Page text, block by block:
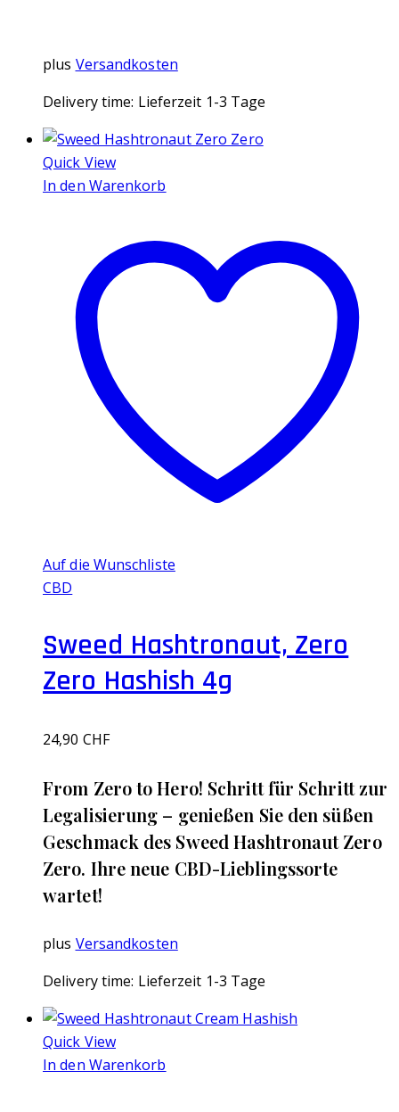
plus Versandkosten
Delivery time: Lieferzeit 1-3 Tage
Quick View
In den Warenkorb
Auf die Wunschliste
CBD
Sweed Hashtronaut, Zero
Zero Hashish 4g
24,90 CHF
From Zero to Hero! Schritt für Schritt zur
Legalisierung – genießen Sie den süßen
Geschmack des Sweed Hashtronaut Zero
Zero. Ihre neue CBD-Lieblingssorte
wartet!
plus Versandkosten
Delivery time: Lieferzeit 1-3 Tage
Quick View
In den Warenkorb